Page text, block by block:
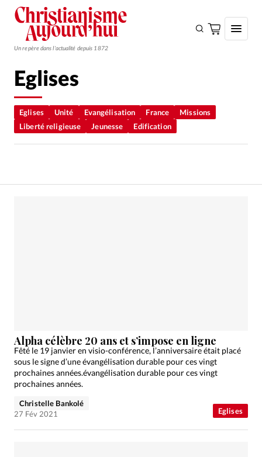
Un repère dans l'actualité depuis 1872
Monde
Eglises
Actualité internationale
Chronique
Culture
Dossier
Eglises Foi Génération réveil
Monde
Opinions
Publireportage
Relations Aujourd'hui
Société
Tour du monde des Eglises
Vécu
Vie Intérieure
Eglises
Eglises Unité Evangélisation France
Missions
Liberté religieuse
Jeunesse Edification
Eglises
Alpha célèbre 20 ans et s’impose en ligne
Fêté le 19 janvier en visio-conférence, l’anniversaire était placé
sous le signe d’une évangélisation durable pour ces vingt
prochaines années.évangélisation durable pour ces vingt
prochaines années.
Christelle Bankolé
27 Fév 2021